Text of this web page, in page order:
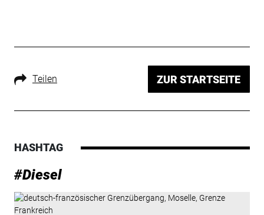
Teilen ZUR STARTSEITE
HASHTAG
#Diesel